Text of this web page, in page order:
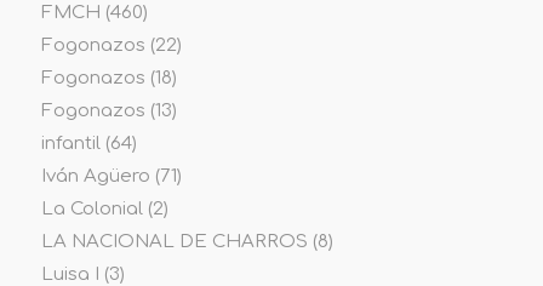
FMCH (460)
Fogonazos (22)
Fogonazos (18)
Fogonazos (13)
infantil(64)
Iván Agüero (71)
La Colonial(2)
LA NACIONAL DE CHARROS (8)
Luisa I
(3)